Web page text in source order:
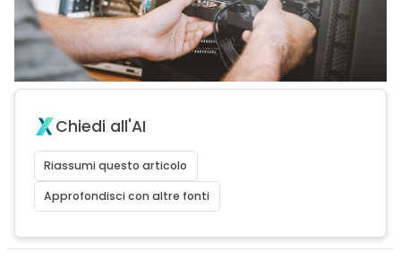
Chiedi all'AI
Riassumi questo articolo
Approfondisci con altre fonti